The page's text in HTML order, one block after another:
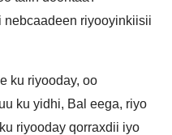
nebcaadeen riyooyinkiisii
ku riyooday, oo
ku yidhi, Bal eega, riyo
riyooday qorraxdii iyo